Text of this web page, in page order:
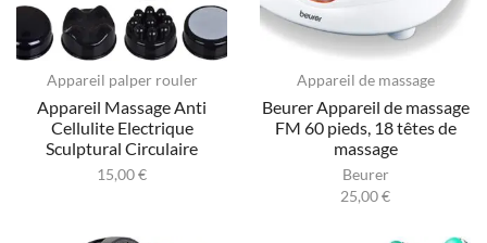
Appareil palper rouler
Appareil Massage Anti
Cellulite Electrique
Sculptural Circulaire
15,00€
Appareil de massage
Beurer Appareil de massage
FM 60 pieds, 18 têtes de
massage
Beurer
25,00€